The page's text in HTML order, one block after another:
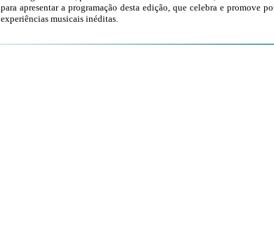
para apresentar a programação desta edição, que celebra e promove
experiências musicais inéditas.